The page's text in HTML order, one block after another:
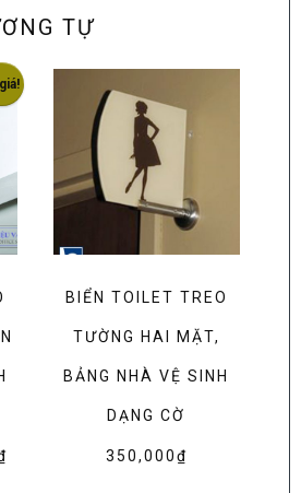
TỰ
BIỂN TOILET TREO
TƯỜNG HAI MẶT,
BẢNG NHÀ VỆ SINH
DẠNG CỜ
350,000₫